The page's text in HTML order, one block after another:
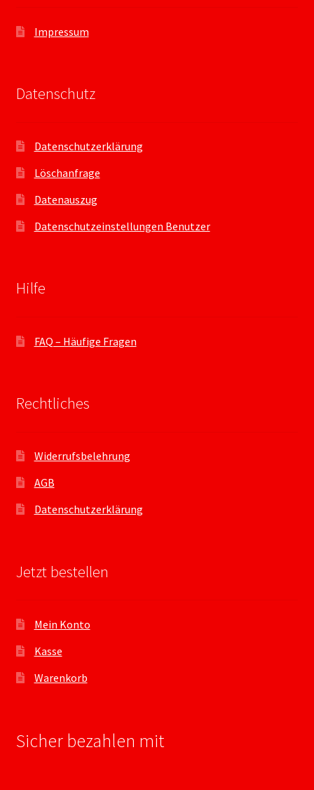
Impressum
Datenschutz
Datenschutzerklärung
Löschanfrage
Datenauszug
Datenschutzeinstellungen Benutzer
Hilfe
FAQ – Häufige Fragen
Rechtliches
Widerrufsbelehrung
AGB
Datenschutzerklärung
Jetzt bestellen
Mein Konto
Kasse
Warenkorb
Sicher bezahlen mit